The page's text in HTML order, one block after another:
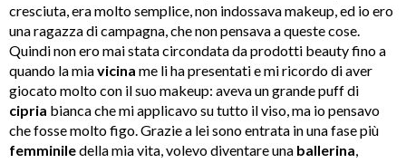
cresciuta, era molto semplice, non indossava makeup, ed io ero
una ragazza di campagna, che non pensava a queste cose.
Quindi non ero mai stata circondata da prodotti beauty fino a
quando la miavicina me li ha presentati e mi ricordo di aver
giocato molto con il suo makeup: aveva un grande puff di
cipria bianca che mi applicavo su tutto il viso, ma io pensavo
che fosse molto figo. Grazie a lei sono entrata in una fase più
femminiledella mia vita, volevo diventare una ballerina